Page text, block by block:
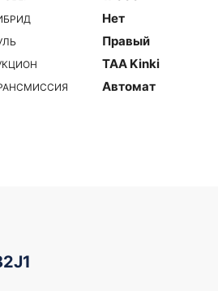
Нет
Правый
TAA Kinki
Автомат